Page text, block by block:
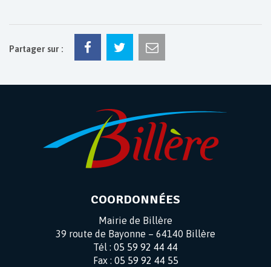
Partager sur :
COORDONNÉES
Mairie de Billère
39 route de Bayonne – 64140 Billère
Tél : 05 59 92 44 44
Fax : 05 59 92 44 55